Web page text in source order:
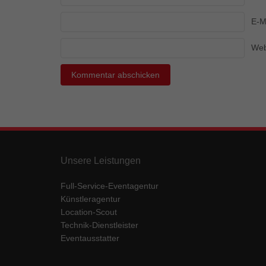
E-
Unsere Leistungen
Full-Service-Eventagentur
Künstleragentur
Location-Scout
Technik-Dienstleister
Eventausstatter